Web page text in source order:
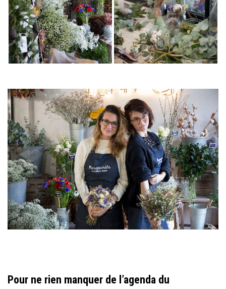
Pour ne rien manquer de l’agenda du